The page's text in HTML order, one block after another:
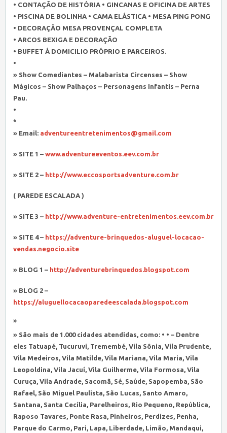
• CONTAÇÃO DE HISTÓRIA • GINCANAS E OFICINA DE ARTES
• PISCINA DE BOLINHA • CAMA ELÁSTICA • MESA PING PONG
• DECORAÇÃO MESA PROVENÇAL COMPLETA
• ARCOS BEXIGA E DECORAÇÃO
• BUFFET Á DOMICILIO PRÓPRIO E PARCEIROS.
•
» Show Comediantes – Malabarista Circenses – Show
Mágicos – Show Palhaços – Personagens Infantis – Perna
Pau.
•
*
» Email: adventureentretenimentos@gmail.com
» SITE 1 – www.adventureeventos.eev.com.br
» SITE 2 – http://www.eccosportsadventure.com.br
( PAREDE ESCALADA )
» SITE 3 – http://www.adventure-entretenimentos.eev.com.br
» SITE 4 – https://adventure-brinquedos-aluguel-locacao-
vendas.negocio.site
» BLOG 1 – http://adventurebrinquedos.blogspot.com
» BLOG 2 –
https://aluguellocacaoparedeescalada.blogspot.com
»
» São mais de 1.000 cidades atendidas, como: • • – Dentre
eles Tatuapé, Tucuruvi, Tremembé, Vila Sônia, Vila Prudente,
Vila Medeiros, Vila Matilde, Vila Mariana, Vila Maria, Vila
Leopoldina, Vila Jacuí, Vila Guilherme, Vila Formosa, Vila
Curuça, Vila Andrade, Sacomã, Sé, Saúde, Sapopemba, São
Rafael, São Miguel Paulista, São Lucas, Santo Amaro,
Santana, Santa Cecília, Parelheiros, Rio Pequeno, República,
Raposo Tavares, Ponte Rasa, Pinheiros, Perdizes, Penha,
Parque do Carmo, Pari, Lapa, Liberdade, Limão, Mandaqui,